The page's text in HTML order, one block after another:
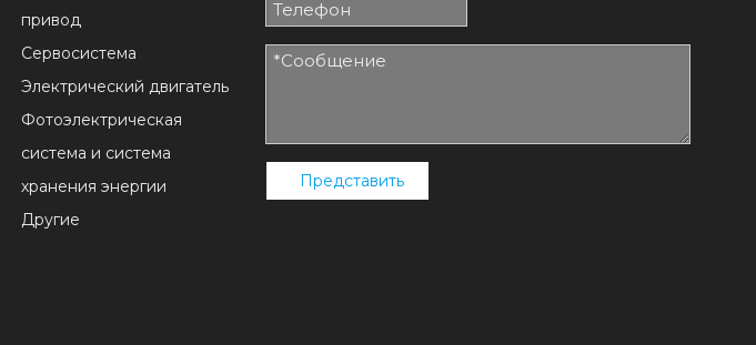
привод
Сервосистема
Электрический двигатель
Фотоэлектрическая
система и система
хранения энергии
Другие
Представить